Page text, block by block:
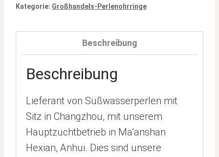
Kategorie: Großhandels-Perlenohrringe
Beschreibung
Beschreibung
Lieferant von Süßwasserperlen mit
Sitz in Changzhou, mit unserem
Hauptzuchtbetrieb in Ma’anshan
Hexian, Anhui. Dies sind unsere